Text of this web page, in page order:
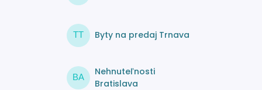
TT Byty na predaj Trnava
BA
Nehnuteľnosti
Bratislava